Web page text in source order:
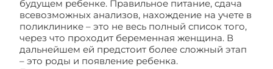
будущем ребенке. Правильное питание, сдача
всевозможных анализов, нахождение на учете в
поликлинике – это не весь полный список того,
через что проходит беременная женщина. В
дальнейшем ей предстоит более сложный этап
– это роды и появление ребенка.